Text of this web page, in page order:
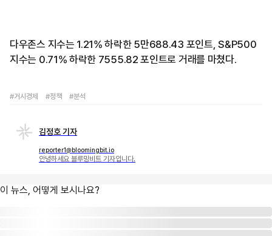
다우존스 지수는 1.21% 하락한 5만688.43 포인트, S&P500
지수는 0.71% 하락한 7555.82 포인트로 거래를 마쳤다.
#거시경제 #정책 #분석
김정호 기자
reporter1@bloomingbit.io
안녕하세요 블루밍비트 기자입니다.
이 뉴스, 어떻게 보시나요?